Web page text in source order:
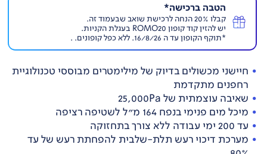
הטבה ברכישה*
קבלו 20% הנחה לרכישת שואב שבעמוד זה.
יש להזין קוד קופון ROMO20 בעגלת הקניות.
*תוקף הקופון עד ה 16/8/26. ללא כפל קופונים. .
חיישני מכשולים בדיוק של מילימטרים מבוססי טכנולוגיית
רחפנים מתקדמת
שאיבה עוצמתית של 25,000Pa
מיכל מים פנימי בנפח 164 מ"ל לשטיפה רציפה
עד 200 ימי עבודה ללא צורך בתחזוקה
מערכת דיכוי רעש תלת-שלבית להפחתת רעש של עד